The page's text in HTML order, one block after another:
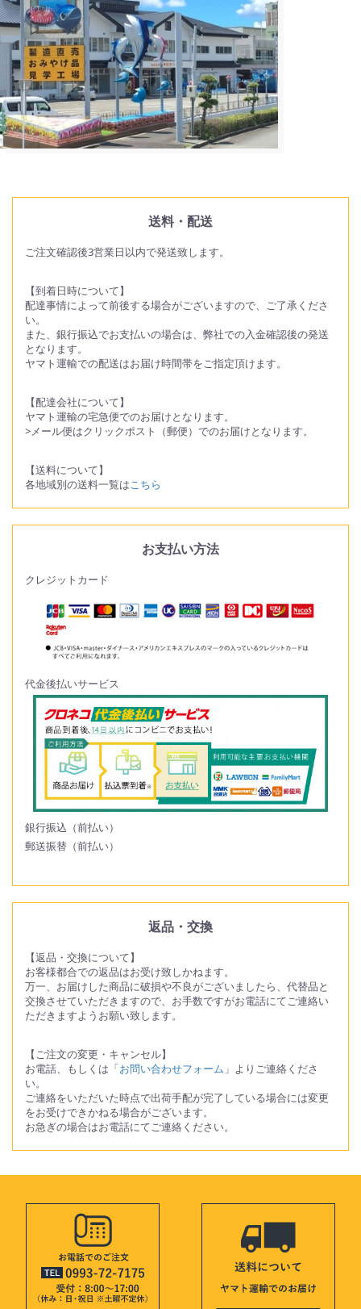
送料・配送
ご注文確認後3営業日以内で発送致します。
【到着日時について】
配達事情によって前後する場合がございますので、ご了承くださ
い。
また、銀行振込でお支払いの場合は、弊社での入金確認後の発送
となります。
ヤマト運輸での配送はお届け時間帯をご指定頂けます。
【配達会社について】
ヤマト運輸の宅急便でのお届けとなります。
>メール便はクリックポスト（郵便）でのお届けとなります。
【送料について】
各地域別の送料一覧はこちら
お支払い方法
クレジットカード
代金後払いサービス
銀行振込（前払い）
郵送振替（前払い）
返品・交換
【返品・交換について】
お客様都合での返品はお受け致しかねます。
万一、お届けした商品に破損や不良がございましたら、代替品と
交換させていただきますので、お手数ですがお電話にてご連絡い
ただきますようお願い致します。
【ご注文の変更・キャンセル】
お電話、もしくは「お問い合わせフォーム 」よりご連絡くださ
い。
ご連絡をいただいた時点で出荷手配が完了している場合には変更
をお受けできかねる場合がございます。
お急ぎの場合はお電話にてご連絡ください。